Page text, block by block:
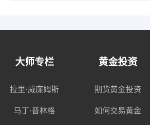
大师专栏
拉里·威廉姆斯
马丁·普林格
黄金投资
期货黄金投资
如何交易黄金